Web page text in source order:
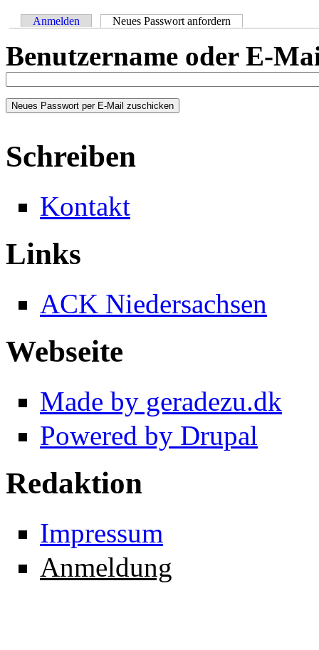
Anmelden Neues Passwort anfordern
Benutzername oder E-
Schreiben
Kontakt
Links
ACK Niedersachsen
Webseite
Made by geradezu.dk
Powered by Drupal
Redaktion
Impressum
Anmeldung